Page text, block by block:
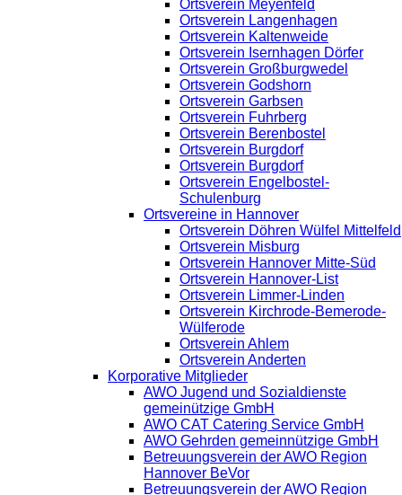
Ortsverein Meyenfeld
Ortsverein Langenhagen
Ortsverein Kaltenweide
Ortsverein Isernhagen Dörfer
Ortsverein Großburgwedel
Ortsverein Godshorn
Ortsverein Garbsen
Ortsverein Fuhrberg
Ortsverein Berenbostel
Ortsverein Burgdorf
Ortsverein Burgdorf
Ortsverein Engelbostel-
Schulenburg
Ortsvereine in Hannover
Ortsverein Döhren Wülfel Mittelfeld
Ortsverein Misburg
Ortsverein Hannover Mitte-Süd
Ortsverein Hannover-List
Ortsverein Limmer-Linden
Ortsverein Kirchrode-Bemerode-
Wülferode
Ortsverein Ahlem
Ortsverein Anderten
Korporative Mitglieder
AWO Jugend und Sozialdienste
gemeinützige GmbH
AWO CAT Catering Service GmbH
AWO Gehrden gemeinnützige GmbH
Betreuungsverein der AWO Region
Hannover BeVor
Betreuungsverein der AWO Region